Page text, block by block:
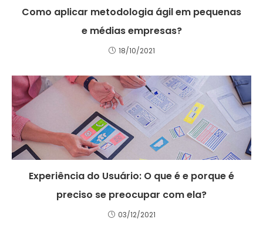
Como aplicar metodologia ágil em pequenas
e médias empresas?
18/10/2021
Experiência do Usuário: O que é e porque é
preciso se preocupar com ela?
03/12/2021